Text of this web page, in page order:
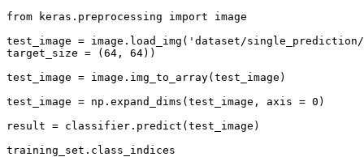
from keras.preprocessing import image
test_image = image.load_img('dataset/
target_size = (64, 64))
test_image = image.img_to_array(test_image)
test_image = np.expand_dims(test_image, axis = 0)
result = classifier.predict(test_image)
training_set.class_indices